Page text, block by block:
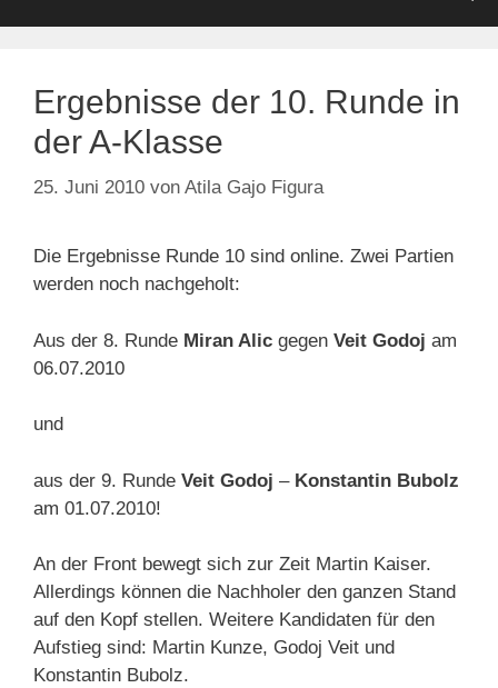
Ergebnisse der 10. Runde in
der A-Klasse
25. Juni 2010 von Atila Gajo Figura
Die Ergebnisse Runde 10 sind online. Zwei Partien
werden noch nachgeholt:
Aus der 8. Runde Miran Alic gegen Veit Godoj am
06.07.2010
und
aus der 9. Runde Veit Godoj – Konstantin Bubolz
am 01.07.2010!
An der Front bewegt sich zur Zeit Martin Kaiser.
Allerdings können die Nachholer den ganzen Stand
auf den Kopf stellen. Weitere Kandidaten für den
Aufstieg sind: Martin Kunze, Godoj Veit und
Konstantin Bubolz.